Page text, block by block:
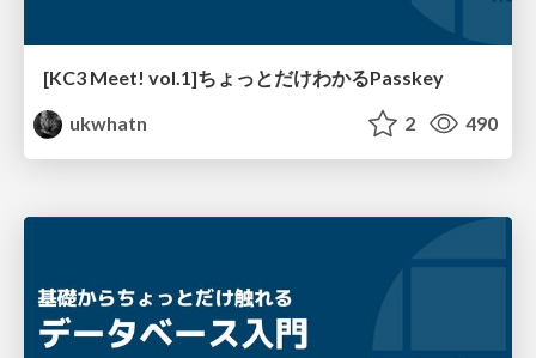
[KC3 Meet! vol.1]ちょっとだけわかるPasskey
ukwhatn
2 490